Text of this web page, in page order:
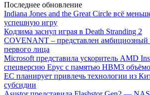
Последнее обновление
Indiana Jones and the Great Circle всё
успешную игру
Кодзима заснул играя в Death Stranding 2
COVENANT – представлен амбициозный
первого лица
Microsoft представила ускоритель AMD
спецверсию Epyc с памятью HBM3
ЕС планирует привлечь технологии из
субсидии